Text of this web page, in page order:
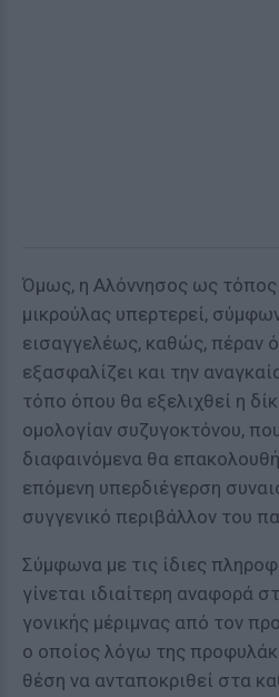
Όμως, η Αλόννησος ως τόπος
μικρούλας υπερτερεί,
εισαγγελέως, καθώς, πέραν
εξασφαλίζει και την
τόπο όπου θα εξελιχθεί η
ομολογίαν συζυγοκτόνου,
διαφαινόμενα θα
επόμενη υπερδιέγερση
συγγενικό περιβάλλον του
Σύμφωνα με τις ίδιες
γίνεται ιδιαίτερη αναφορά
γονικής μέριμνας από τον
ο οποίος λόγω της
θέση να ανταποκριθεί στα